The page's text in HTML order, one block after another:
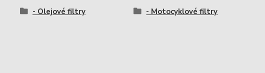
- Olejové filtry - Motocyklové filtry